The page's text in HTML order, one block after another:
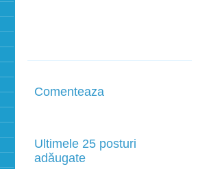
Comenteaza
Ultimele 25 posturi
adăugate